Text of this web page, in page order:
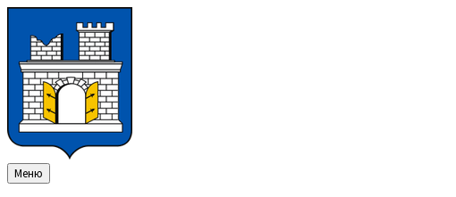
змісту
ліву
бічну
панель
праву
бічну
панель
нижнього
колонтитула
Меню